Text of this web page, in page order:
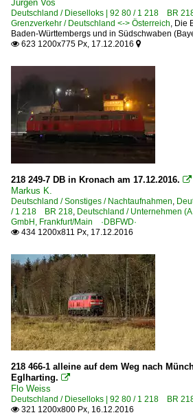
Jürgen Vos
Deutschland / Dieselloks | 92 80 / 1 218 BR
Grenzverkehr / Deutschland <-> Österreich, Die
Baden-Württembergs und in Südschwaben
 623 1200x775 Px, 17.12.2016 
218 249-7 DB in Kronach am 17.12.2016. 
Markus K.
Deutschland / Sonstiges / Nachtaufnahmen,
/ 1 218 BR 218, Deutschland / Unternehmen
GmbH, Frankfurt/Main ·DBFWD·
 434 1200x811 Px, 17.12.2016
218 466-1 alleine auf dem Weg nach
Eglharting. 
Flo Weiss
Deutschland / Dieselloks | 92 80 / 1 218 BR
 321 1200x800 Px, 16.12.2016